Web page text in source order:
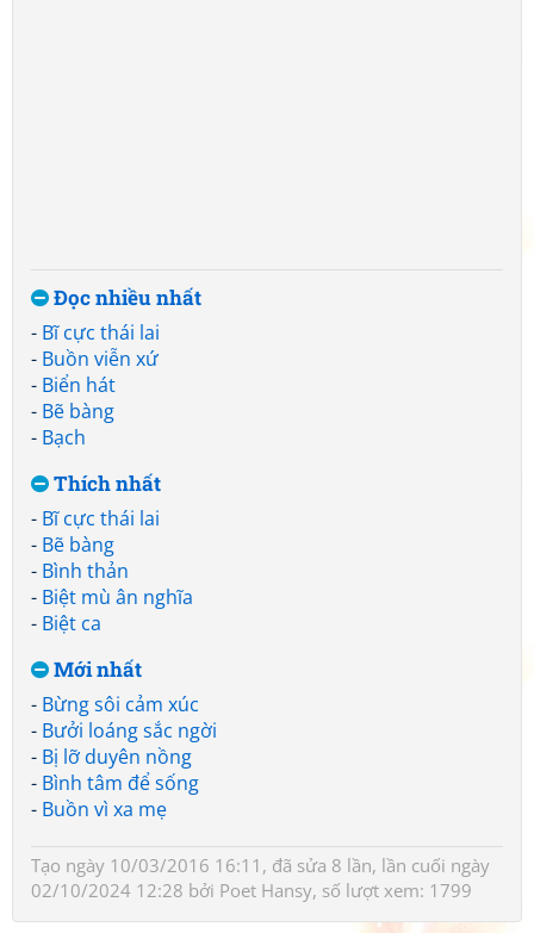
Đọc nhiều nhất
- Bĩ cực thái lai
- Buồn viễn xứ
- Biển hát
- Bẽ bàng
- Bạch
Thích nhất
- Bĩ cực thái lai
- Bẽ bàng
- Bình thản
- Biệt mù ân nghĩa
- Biệt ca
Mới nhất
- Bừng sôi cảm xúc
- Bưởi loáng sắc ngời
- Bị lỡ duyên nồng
- Bình tâm để sống
- Buồn vì xa mẹ
Tạo ngày 10/03/2016 16:11, đã sửa 8 lần, lần cuối ngày
02/10/2024 12:28 bởi Poet Hansy, số lượt xem: 1799